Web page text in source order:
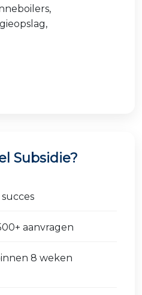
Subsidie?
aanvragen
8 weken